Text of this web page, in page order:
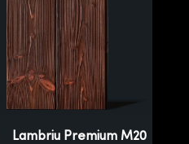
Lambriu Premium M20